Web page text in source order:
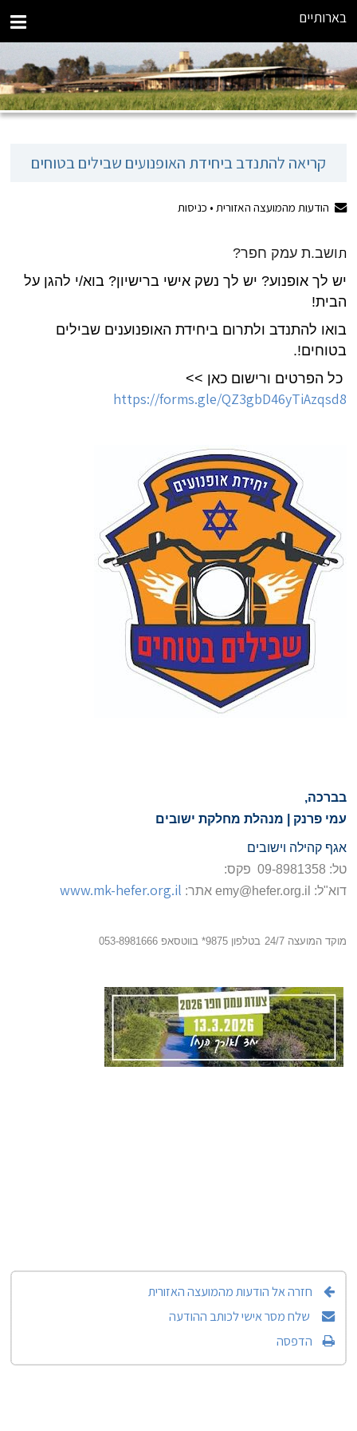
בארותיים
קריאה להתנדב ביחידת האופנועים שבילים בטוחים
הודעות מהמועצה האזורית • כניסות
תושב.ת עמק חפר?
יש לך אופנוע? יש לך נשק אישי ברישיון? בוא/י להגן על
הבית!
בואו להתנדב ולתרום ביחידת האופנוענים שבילים
בטוחים!.
כל הפרטים ורישום כאן >>
https://forms.gle/QZ3gbD46yTiAzqsd8
בברכה,
עמי פרנק | מנהלת מחלקת ישובים
אגף קהילה וישובים
טל: 09-8981358 פקס:
דוא"ל: emy@hefer.org.il אתר: www.mk-hefer.org.il
מוקד המועצה 24/7 בטלפון 9875* בווטסאפ 053-8981666
חזרה אל הודעות מהמועצה האזורית
שלח מסר אישי לכותב ההודעה
הדפסה